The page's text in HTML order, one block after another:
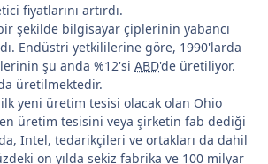
fiyatlarını artırdı.
şekilde bilgisayar çiplerinin yabancı
Endüstri yetkililerine göre, 1990'larda
şu anda %12'si ABD'de üretiliyor.
üretilmektedir.
yeni üretim tesisi olacak olan Ohio
üretim tesisini veya şirketin fab dediği
Intel, tedarikçileri ve ortakları da dahil
on yılda sekiz fabrika ve 100 milyar